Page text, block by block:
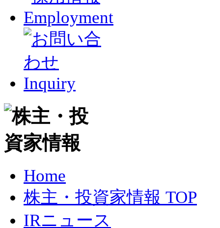
Home
株主・投資家情報 TOP
IRニュース